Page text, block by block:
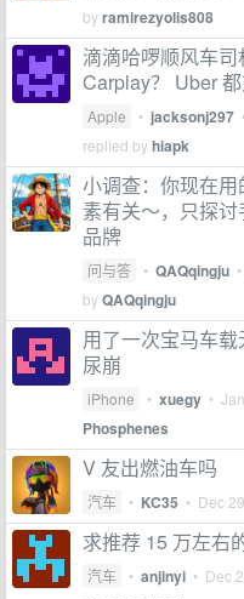
byramirezyolis808
滴滴哈啰顺风车
Carplay？ Uber
Apple • jacksonj297
replied byhiapk
小调查：你现在
素有关～，只探
品牌
问与答 • QAQqingju •
byQAQqingju
用了一次宝马车
尿崩
iPhone • xuegy •
Phosphenes
V 友出燃油车吗
汽车 • KC35 • Dec
求推荐 15 万左右
汽车 • anjinyi • Dec